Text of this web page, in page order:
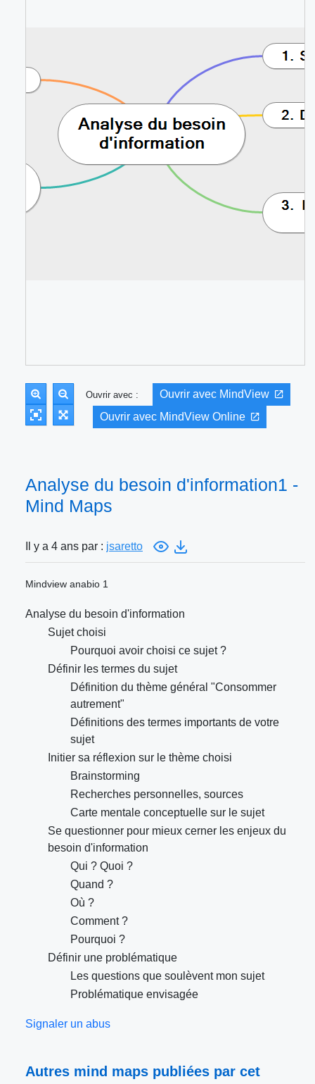
Ouvrir avec :
Ouvrir avec MindView
Ouvrir avec MindView Online
Analyse du besoin d'information1 -
Mind Maps
Il y a 4 ans par : jsaretto
Mindview anabio 1
Analyse du besoin d'information
Sujet choisi
Pourquoi avoir choisi ce sujet ?
Définir les termes du sujet
Définition du thème général "Consommer
autrement"
Définitions des termes importants de votre
sujet
Initier sa réflexion sur le thème choisi
Brainstorming
Recherches personnelles, sources
Carte mentale conceptuelle sur le sujet
Se questionner pour mieux cerner les enjeux du
besoin d'information
Qui ? Quoi ?
Quand ?
Où ?
Comment ?
Pourquoi ?
Définir une problématique
Les questions que soulèvent mon sujet
Problématique envisagée
Signaler un abus
Autres mind maps publiées par cet